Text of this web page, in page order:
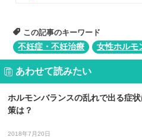
この記事のキーワード
不妊症・不妊治療
女性ホルモ
あわせて読みたい
ホルモンバランスの乱れで出る症
策は？
2018年7月20日